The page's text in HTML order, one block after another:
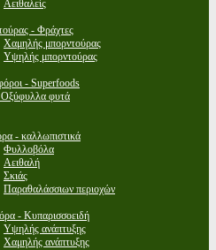
Αειθαλείς
- Φράχτες
Χαμηλής μπορντούρας
Υψηλής μπορντούρας
- Superfoods
Οξύφυλλα φυτά
- καλλωπιστικά
Φυλλοβόλα
Αειθαλή
Σκιάς
Παραθαλάσσιων περιοχών
- Κυπαρισσοειδή
Υψηλής ανάπτυξης
Χαμηλής ανάπτυξης